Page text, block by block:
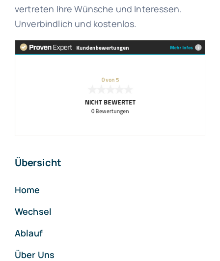
vertreten Ihre Wünsche und Interessen.
Unverbindlich und kostenlos.
Übersicht
Home
Wechsel
Ablauf
Über Uns